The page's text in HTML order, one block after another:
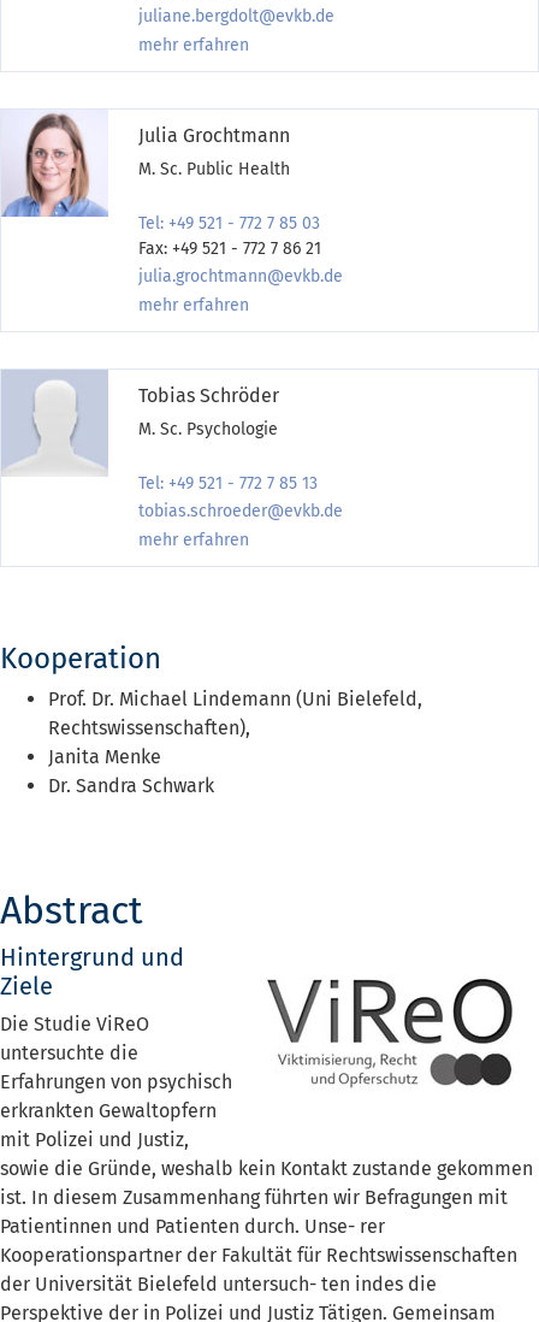
juliane.bergdolt@evkb.de
mehr erfahren
Julia Grochtmann
M. Sc. Public Health
Tel: +49 521 - 772 7 85 03
Fax: +49 521 - 772 7 86 21
julia.grochtmann@evkb.de
mehr erfahren
Tobias Schröder
M. Sc. Psychologie
Tel: +49 521 - 772 7 85 13
tobias.schroeder@evkb.de
mehr erfahren
Kooperation
Prof. Dr. Michael Lindemann (Uni Bielefeld,
Rechtswissenschaften),
Janita Menke
Dr. Sandra Schwark
Abstract
Hintergrund und
Ziele
Die Studie ViReO
untersuchte die
Erfahrungen von psychisch
erkrankten Gewaltopfern
mit Polizei und Justiz,
sowie die Gründe, weshalb kein Kontakt zustande gekommen
ist. In diesem Zusammenhang führten wir Befragungen mit
Patientinnen und Patienten durch. Unse- rer
Kooperationspartner der Fakultät für Rechtswissenschaften
der Universität Bielefeld untersuch- ten indes die
Perspektive der in Polizei und Justiz Tätigen. Gemeinsam